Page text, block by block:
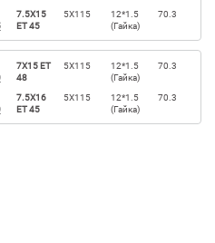
7.5X15
ET 45
5X115
12*1.5
(Гайка)
70.3
7X15 ET
48
7.5X16
ET 45
5X115
5X115
12*1.5
(Гайка)
12*1.5
(Гайка)
70.3
70.3